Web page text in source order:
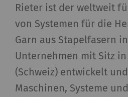
Rieter ist der weltweit
von Systemen für die
Garn aus Stapelfasern
Unternehmen mit Sitz
(Schweiz) entwickelt
Maschinen, Systeme
generieren, die
der Website
ermöglichen.
_gat_XXX
Google Analytics
Cookie